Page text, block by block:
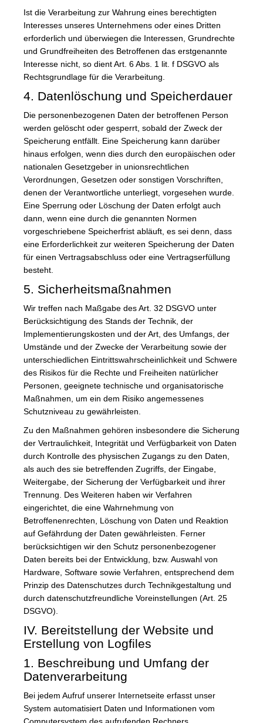
Ist die Verarbeitung zur Wahrung eines berechtigten
Interesses unseres Unternehmens oder eines Dritten
erforderlich und überwiegen die Interessen, Grundrechte
und Grundfreiheiten des Betroffenen das erstgenannte
Interesse nicht, so dient Art. 6 Abs. 1 lit. f DSGVO als
Rechtsgrundlage für die Verarbeitung.
4. Datenlöschung und Speicherdauer
Die personenbezogenen Daten der betroffenen Person
werden gelöscht oder gesperrt, sobald der Zweck der
Speicherung entfällt. Eine Speicherung kann darüber
hinaus erfolgen, wenn dies durch den europäischen oder
nationalen Gesetzgeber in unionsrechtlichen
Verordnungen, Gesetzen oder sonstigen Vorschriften,
denen der Verantwortliche unterliegt, vorgesehen wurde.
Eine Sperrung oder Löschung der Daten erfolgt auch
dann, wenn eine durch die genannten Normen
vorgeschriebene Speicherfrist abläuft, es sei denn, dass
eine Erforderlichkeit zur weiteren Speicherung der Daten
für einen Vertragsabschluss oder eine Vertragserfüllung
besteht.
5. Sicherheitsmaßnahmen
Wir treffen nach Maßgabe des Art. 32 DSGVO unter
Berücksichtigung des Stands der Technik, der
Implementierungskosten und der Art, des Umfangs, der
Umstände und der Zwecke der Verarbeitung sowie der
unterschiedlichen Eintrittswahrscheinlichkeit und Schwere
des Risikos für die Rechte und Freiheiten natürlicher
Personen, geeignete technische und organisatorische
Maßnahmen, um ein dem Risiko angemessenes
Schutzniveau zu gewährleisten.
Zu den Maßnahmen gehören insbesondere die Sicherung
der Vertraulichkeit, Integrität und Verfügbarkeit von Daten
durch Kontrolle des physischen Zugangs zu den Daten,
als auch des sie betreffenden Zugriffs, der Eingabe,
Weitergabe, der Sicherung der Verfügbarkeit und ihrer
Trennung. Des Weiteren haben wir Verfahren
eingerichtet, die eine Wahrnehmung von
Betroffenenrechten, Löschung von Daten und Reaktion
auf Gefährdung der Daten gewährleisten. Ferner
berücksichtigen wir den Schutz personenbezogener
Daten bereits bei der Entwicklung, bzw. Auswahl von
Hardware, Software sowie Verfahren, entsprechend dem
Prinzip des Datenschutzes durch Technikgestaltung und
durch datenschutzfreundliche Voreinstellungen (Art. 25
DSGVO).
IV. Bereitstellung der Website und
Erstellung von Logfiles
1. Beschreibung und Umfang der
Datenverarbeitung
Bei jedem Aufruf unserer Internetseite erfasst unser
System automatisiert Daten und Informationen vom